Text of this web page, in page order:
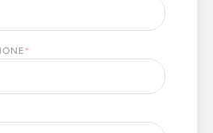
*